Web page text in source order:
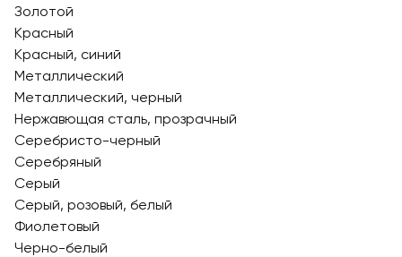
Золотой
Красный
Красный, синий
Металлический
Металлический, черный
Нержавющая сталь, прозрачный
Серебристо-черный
Серебряный
Серый
Серый, розовый, белый
Фиолетовый
Черно-белый